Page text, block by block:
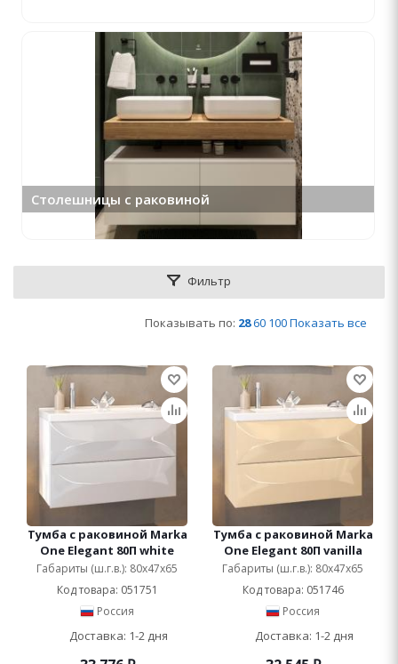
Столешницы с раковиной
Фильтр
Показывать по: 28 60 100Показать все
Тумба с раковиной Marka
One Elegant 80П white
Габариты (ш.г.в.): 80x47x65
Код товара: 051751
Россия
Доставка: 1-2 дня
Тумба с раковиной Marka
One Elegant 80П vanilla
Габариты (ш.г.в.): 80x47x65
Код товара: 051746
Россия
Доставка: 1-2 дня